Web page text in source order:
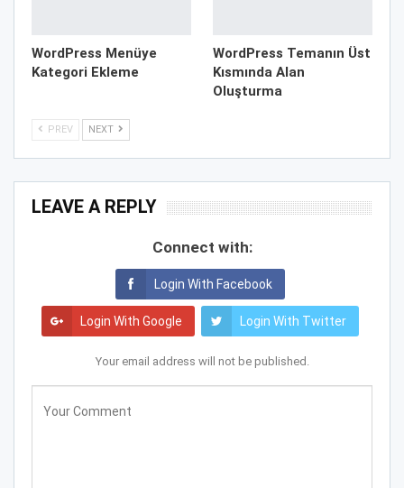
WordPress Menüye
Kategori Ekleme
WordPress Temanın Üst
Kısmında Alan
Oluşturma
PREV NEXT
LEAVE A REPLY
Connect with:
Login With Facebook
Login With Google Login With Twitter
Your email address will not be published.